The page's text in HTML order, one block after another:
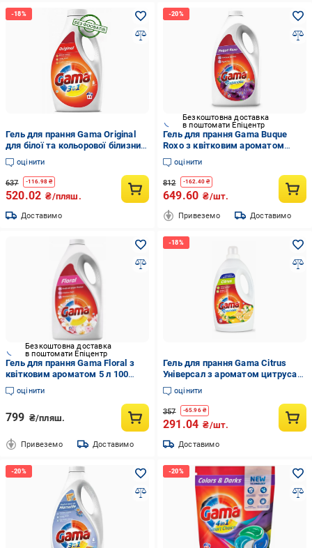
Гель для прання Gama Original
для білої та кольорової білизни,
1.98 л (44 прань)
оцінити
637 -116.98 ₴
520.02 ₴/пляш.
Доставимо
Безкоштовна доставка
в поштомати Епіцентр
Гель для прання Gama Buque
Roxo з квітковим ароматом
4050 мл 90 прань
оцінити
812 -162.40₴
649.60 ₴/шт.
Привеземо Доставимо
Безкоштовна доставка
в поштомати Епіцентр
Гель для прання Gama Floral з
квітковим ароматом 5 л 100
прань
оцінити
799 ₴/пляш.
Привеземо Доставимо
Гель для прання Gama Citrus
Універсал з ароматом цитруса
24 прання 1,2 л
оцінити
357 -65.96₴
291.04 ₴/шт.
Доставимо